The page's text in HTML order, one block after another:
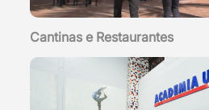
Cantinas e Restaurantes